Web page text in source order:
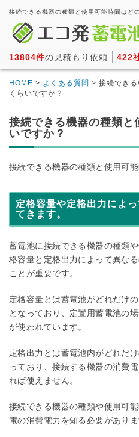
13804件の見積もり依頼 422
HOME > よくある質問 > 接続でき
くらいですか？
接続できる機器の種類と
いですか？
接続できる機器の種類と使用可
定格容量や定格出力によ
てきます。
蓄電池に接続できる機器の種類
格容量と定格出力によって異な
ことが重要です。
定格容量とは蓄電池がどれだけ
となっており、定置用蓄電池の
が使われています。
定格出力とは蓄電池内がどれだ
っており、接続する機器の消費
れば使えません。
接続できる機器の種類や使用可
電の消費電力を知る必要がありま